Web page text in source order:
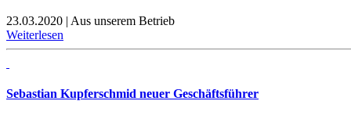
23.03.2020 | Aus unserem Betrieb
Weiterlesen
Sebastian Kupferschmid neuer Geschäftsführer